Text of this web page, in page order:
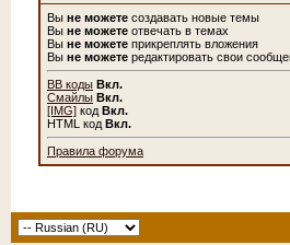
Вы не можете создавать новые темы
Вы не можете отвечать в темах
Вы не можете прикреплять вложения
Вы не можете редактировать свои
BB коды Вкл.
Смайлы Вкл.
[IMG] код Вкл.
HTML код Вкл.
Правила форума